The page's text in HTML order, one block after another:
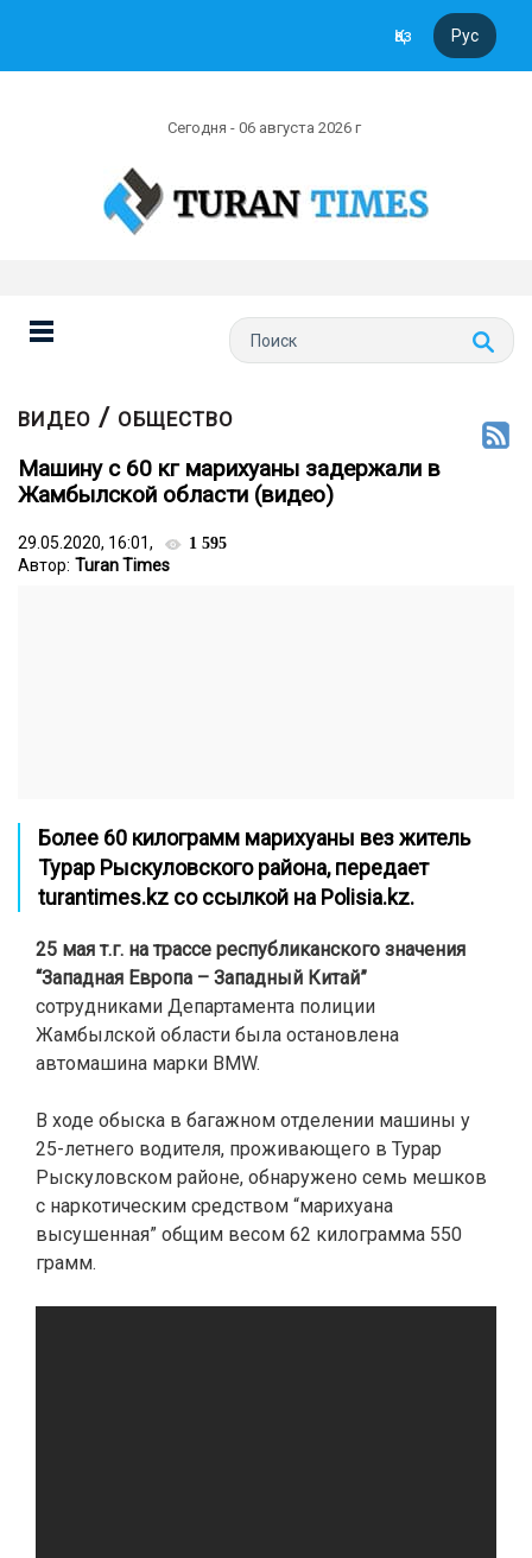
Қаз Рус
Сегодня - 06 августа 2026 г
ВИДЕО / ОБЩЕСТВО
Машину с 60 кг марихуаны задержали в
Жамбылской области (видео)
29.05.2020, 16:01, 1 595
Автор: Turan Times
Более 60 килограмм марихуаны вез житель
Турар Рыскуловского района, передает
turantimes.kz со ссылкой на Polisia.kz.
25 мая т.г. на трассе республиканского значения
“Западная Европа – Западный Китай”
сотрудниками Департамента полиции
Жамбылской области была остановлена
автомашина марки BMW.
В ходе обыска в багажном отделении машины у
25-летнего водителя, проживающего в Турар
Рыскуловском районе, обнаружено семь мешков
с наркотическим средством “марихуана
высушенная” общим весом 62 килограмма 550
грамм.